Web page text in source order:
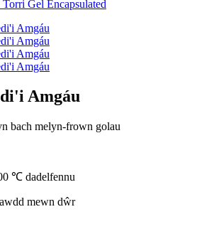
Amgáu
bach melyn-frown golau
℃ dadelfennu
mewn dŵr